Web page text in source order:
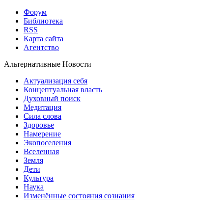
Форум
Библиотека
RSS
Карта сайта
Агентство
Альтернативные Новости
Актуализация себя
Концептуальная власть
Духовный поиск
Медитация
Сила слова
Здоровье
Намерение
Экопоселения
Вселенная
Земля
Дети
Культура
Наука
Изменённые состояния сознания